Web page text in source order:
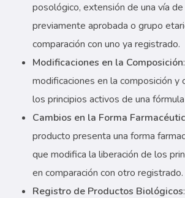
posológico, extensión de una vía
previamente aprobada o grupo
comparación con uno ya registrado.
Modificaciones en la Composición
modificaciones en la composición y
los principios activos de una
Cambios en la Forma
producto presenta una forma
que modifica la liberación de los
en comparación con otro registrado.
Registro de Productos Biológicos